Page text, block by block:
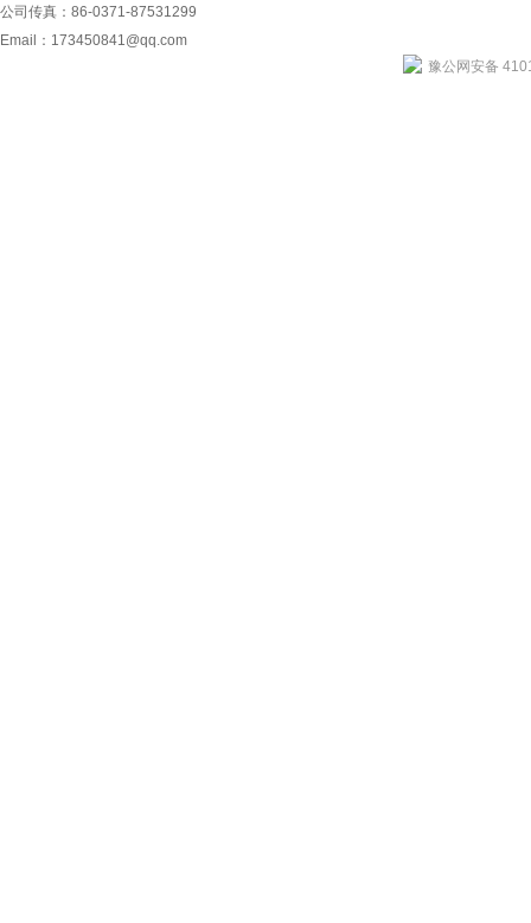
公司传真：86-0371-87531299
Email： 173450841@qq.com
豫公网安备